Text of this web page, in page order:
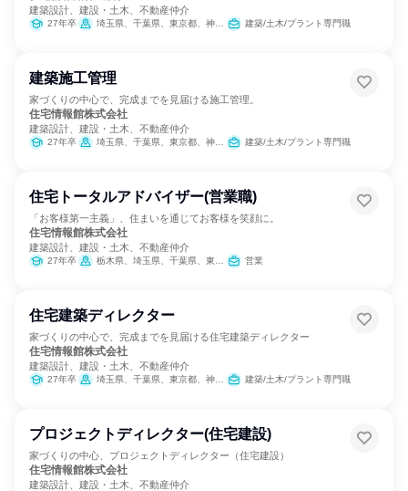
建築設計、建設・土木、不動産仲介
27年卒 埼玉県、千葉県、東京都、神奈川県 建築/土木/プラント専門職
建築施工管理
家づくりの中心で、完成までを見届ける施工管理。
住宅情報館株式会社
建築設計、建設・土木、不動産仲介
27年卒 埼玉県、千葉県、東京都、神奈川県 建築/土木/プラント専門職
住宅トータルアドバイザー(営業職)
「お客様第一主義」、住まいを通じてお客様を笑顔に。
住宅情報館株式会社
建築設計、建設・土木、不動産仲介
27年卒 栃木県、埼玉県、千葉県、東京都、神奈川県 営業
住宅建築ディレクター
家づくりの中心で、完成までを見届ける住宅建築ディレクター
住宅情報館株式会社
建築設計、建設・土木、不動産仲介
27年卒 埼玉県、千葉県、東京都、神奈川県 建築/土木/プラント専門職
プロジェクトディレクター(住宅建設)
家づくりの中心、プロジェクトディレクター（住宅建設）
住宅情報館株式会社
建築設計、建設・土木、不動産仲介